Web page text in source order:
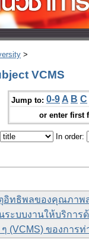
>
VCMS
Jump to: 0-9 A B C
or enter first
In order:
ตุอิทธิพลของคุณภา
ระบบงานให้บริการ
(VCMS) ของการท่